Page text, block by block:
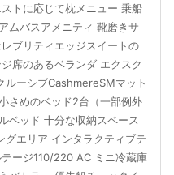
トに応じて枕メニュー 乗船
ムバスアメニティ 靴磨きサ
ブリティエッジスイートの
席のあるベランダ エクスク
ルーシブCashmereSMマット
さめのベッド2台（一部例外
ベッド 十分な収納スペース
グエリア インタラクティブテ
ージ110/220 AC ミニ冷蔵庫